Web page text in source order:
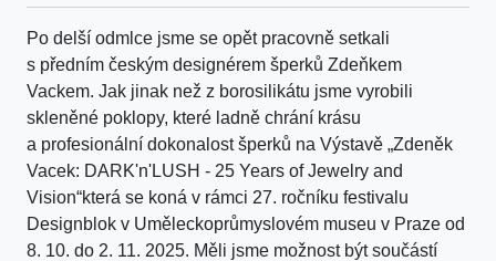
Po delší odmlce jsme se opět pracovně setkali
s předním českým designérem šperků Zdeňkem
Vackem. Jak jinak než z borosilikátu jsme vyrobili
skleněné poklopy, které ladně chrání krásu
a profesionální dokonalost šperků na Výstavě „Zdeněk
Vacek: DARK'n'LUSH - 25 Years of Jewelry and
Vision“která se koná v rámci 27. ročníku festivalu
Designblok v Uměleckoprůmyslovém museu v Praze od
8. 10. do 2. 11. 2025. Měli jsme možnost být součástí